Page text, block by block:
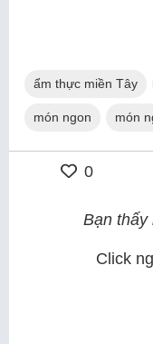
ẩm thực miền Tây
món ngon món
0
Bạn thấy
Click